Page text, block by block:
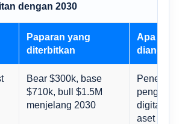
dengan 2030
Paparan yang
diterbitkan
Apa yang
Bear $300k, base
$710k, bull $1.5M
menjelang 2030
digital,
aset